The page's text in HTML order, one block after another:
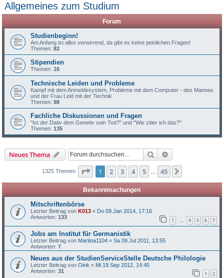
Allgemeines zum Studium
Forum
Studienbeginn!
Am Anfang ist alles verwirrend, da gibt es keine peinlichen Fragen!
Themen:82
Stipendien
Themen:16
Technische Leiden und Probleme
Kampf mit dem Anmeldesystem, Probleme mit dem Computer - des Mannes
und der Frau Leid mit der Technik
Themen:98
Fachliche Diskussionen und Fragen
"Ist der Dativ dem Genetiv sein Tod?" und "Wie zitier ich das?"
Themen:135
Neues Thema Suche
1325 Themen Seite 1von 45
1 2 3 4 5 45
Bekanntmachungen
Mitschriftenbörse
Letzter Beitrag vonK013 « Do 09.Jan 2014, 17:16
Antworten:133 1 … 4 5 6 7
Jobs am Institut für Germanistik
Letzter Beitrag von Martina1104 «Sa 09.Jul 2011, 13:55
Antworten:7
Neues aus der StudienServiceStelle Deutsche Philologie
Letzter Beitrag vonOink « Mi 19.Sep 2012, 14:45
Antworten:31 1 2